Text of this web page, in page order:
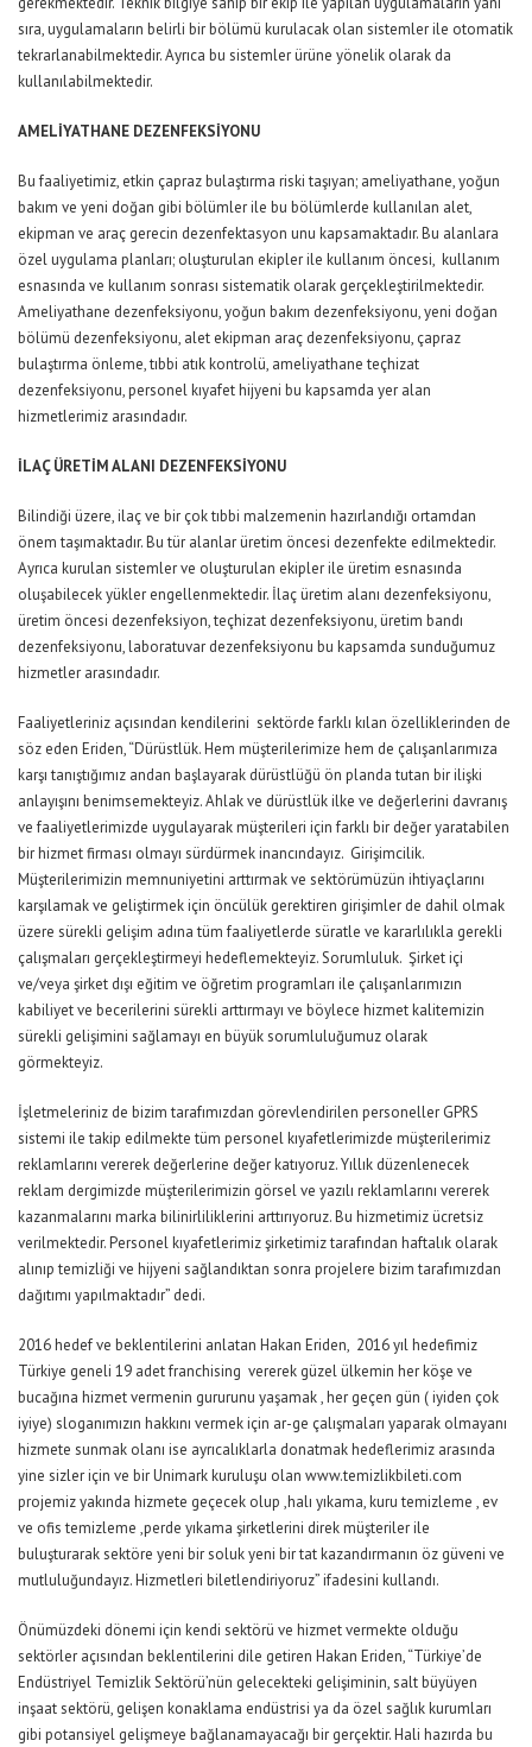
sıra, uygulamaların belirli bir bölümü kurulacak olan sistemler ile otomatik
tekrarlanabilmektedir. Ayrıca bu sistemler ürüne yönelik olarak da
kullanılabilmektedir.
AMELİYATHANE DEZENFEKSİYONU
Bu faaliyetimiz, etkin çapraz bulaştırma riski taşıyan; ameliyathane, yoğun
bakım ve yeni doğan gibi bölümler ile bu bölümlerde kullanılan alet,
ekipman ve araç gerecin dezenfektasyon unu kapsamaktadır. Bu alanlara
özel uygulama planları; oluşturulan ekipler ile kullanım öncesi, kullanım
esnasında ve kullanım sonrası sistematik olarak gerçekleştirilmektedir.
Ameliyathane dezenfeksiyonu, yoğun bakım dezenfeksiyonu, yeni doğan
bölümü dezenfeksiyonu, alet ekipman araç dezenfeksiyonu, çapraz
bulaştırma önleme, tıbbi atık kontrolü, ameliyathane teçhizat
dezenfeksiyonu, personel kıyafet hijyeni bu kapsamda yer alan
hizmetlerimiz arasındadır.
İLAÇ ÜRETİM ALANI DEZENFEKSİYONU
Bilindiği üzere, ilaç ve bir çok tıbbi malzemenin hazırlandığı ortamdan
önem taşımaktadır. Bu tür alanlar üretim öncesi dezenfekte edilmektedir.
Ayrıca kurulan sistemler ve oluşturulan ekipler ile üretim esnasında
oluşabilecek yükler engellenmektedir. İlaç üretim alanı dezenfeksiyonu,
üretim öncesi dezenfeksiyon, teçhizat dezenfeksiyonu, üretim bandı
dezenfeksiyonu, laboratuvar dezenfeksiyonu bu kapsamda sunduğumuz
hizmetler arasındadır.
Faaliyetleriniz açısından kendilerini sektörde farklı kılan özelliklerinden de
söz eden Eriden, “Dürüstlük. Hem müşterilerimize hem de çalışanlarımıza
karşı tanıştığımız andan başlayarak dürüstlüğü ön planda tutan bir ilişki
anlayışını benimsemekteyiz. Ahlak ve dürüstlük ilke ve değerlerini davranış
ve faaliyetlerimizde uygulayarak müşterileri için farklı bir değer yaratabilen
bir hizmet firması olmayı sürdürmek inancındayız. Girişimcilik.
Müşterilerimizin memnuniyetini arttırmak ve sektörümüzün ihtiyaçlarını
karşılamak ve geliştirmek için öncülük gerektiren girişimler de dahil olmak
üzere sürekli gelişim adına tüm faaliyetlerde süratle ve kararlılıkla gerekli
çalışmaları gerçekleştirmeyi hedeflemekteyiz. Sorumluluk. Şirket içi
ve/veya şirket dışı eğitim ve öğretim programları ile çalışanlarımızın
kabiliyet ve becerilerini sürekli arttırmayı ve böylece hizmet kalitemizin
sürekli gelişimini sağlamayı en büyük sorumluluğumuz olarak
görmekteyiz.
İşletmeleriniz de bizim tarafımızdan görevlendirilen personeller GPRS
sistemi ile takip edilmekte tüm personel kıyafetlerimizde müşterilerimiz
reklamlarını vererek değerlerine değer katıyoruz. Yıllık düzenlenecek
reklam dergimizde müşterilerimizin görsel ve yazılı reklamlarını vererek
kazanmalarını marka bilinirliliklerini arttırıyoruz. Bu hizmetimiz ücretsiz
verilmektedir. Personel kıyafetlerimiz şirketimiz tarafından haftalık olarak
alınıp temizliği ve hijyeni sağlandıktan sonra projelere bizim tarafımızdan
dağıtımı yapılmaktadır” dedi.
2016 hedef ve beklentilerini anlatan Hakan Eriden, 2016 yıl hedefimiz
Türkiye geneli 19 adet franchising vererek güzel ülkemin her köşe ve
bucağına hizmet vermenin gururunu yaşamak , her geçen gün ( iyiden çok
iyiye) sloganımızın hakkını vermek için ar-ge çalışmaları yaparak olmayanı
hizmete sunmak olanı ise ayrıcalıklarla donatmak hedeflerimiz arasında
yine sizler için ve bir Unimark kuruluşu olan www.temizlikbileti.com
projemiz yakında hizmete geçecek olup ,halı yıkama, kuru temizleme , ev
ve ofis temizleme ,perde yıkama şirketlerini direk müşteriler ile
buluşturarak sektöre yeni bir soluk yeni bir tat kazandırmanın öz güveni ve
mutluluğundayız. Hizmetleri biletlendiriyoruz” ifadesini kullandı.
Önümüzdeki dönemi için kendi sektörü ve hizmet vermekte olduğu
sektörler açısından beklentilerini dile getiren Hakan Eriden, “Türkiye’de
Endüstriyel Temizlik Sektörü’nün gelecekteki gelişiminin, salt büyüyen
inşaat sektörü, gelişen konaklama endüstrisi ya da özel sağlık kurumları
gibi potansiyel gelişmeye bağlanamayacağı bir gerçektir. Hali hazırda bu